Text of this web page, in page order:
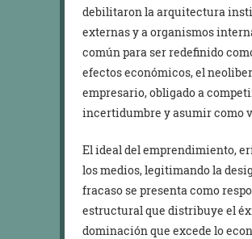
debilitaron la arquitectura
externas y a organismos
común para ser redefinido
efectos económicos, el
empresario, obligado a
incertidumbre y asumir como
El ideal del emprendimiento,
los medios, legitimando la
fracaso se presenta como
estructural que distribuye el
dominación que excede lo